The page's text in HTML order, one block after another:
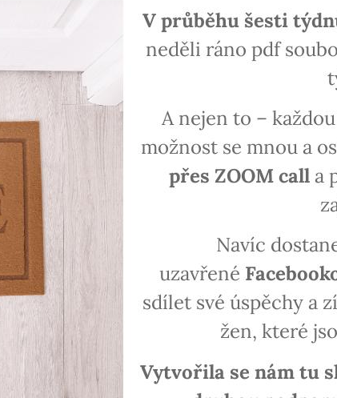
V průběhu šesti
neděli ráno pdf
A nejen to –
možnost se mnou a
přes ZOOM call a
Navíc
uzavřené
sdílet své úspěchy a
žen, které
Vytvořila se nám tu